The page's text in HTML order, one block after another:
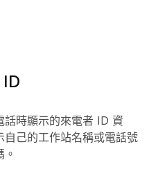
話時顯示的來電者 ID 資
己的工作站名稱或電話號